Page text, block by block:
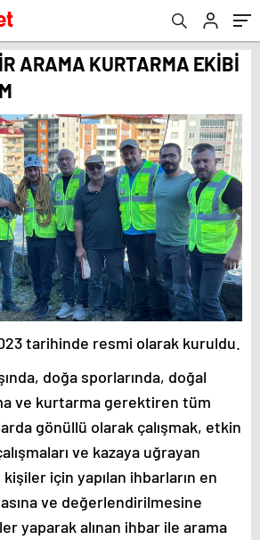
ARAMA KURTARMA EKİBİ
tarihinde resmi olarak kuruldu.
doğa sporlarında, doğal
ve kurtarma gerektiren tüm
gönüllü olarak çalışmak, etkin
ve kazaya uğrayan
için yapılan ihbarların en
ve değerlendirilmesine
yaparak alınan ihbar ile arama